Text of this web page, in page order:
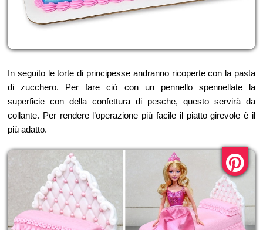
In seguito le torte di principesse andranno ricoperte con la pasta
di zucchero. Per fare ciò con un pennello spennellate la
superficie con della confettura di pesche, questo servirà da
collante. Per rendere l’operazione più facile il piatto girevole è il
più adatto.